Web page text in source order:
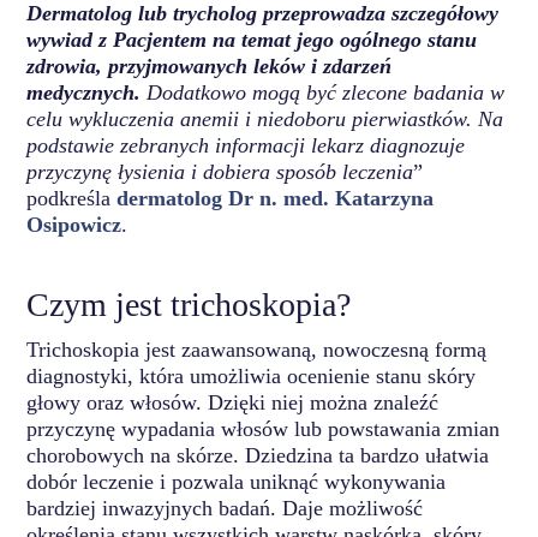
Dermatolog lub trycholog przeprowadza szczegółowy
wywiad z Pacjentem na temat jego ogólnego stanu
zdrowia, przyjmowanych leków i zdarzeń
medycznych. Dodatkowo mogą być zlecone badania w
celu wykluczenia anemii i niedoboru pierwiastków. Na
podstawie zebranych informacji lekarz diagnozuje
przyczynę łysienia i dobiera sposób leczenia”
podkreśladermatolog Dr n. med. Katarzyna
Osipowicz.
Czym jest trichoskopia?
Trichoskopia jest zaawansowaną, nowoczesną formą
diagnostyki, która umożliwia ocenienie stanu skóry
głowy oraz włosów. Dzięki niej można znaleźć
przyczynę wypadania włosów lub powstawania zmian
chorobowych na skórze. Dziedzina ta bardzo ułatwia
dobór leczenie i pozwala uniknąć wykonywania
bardziej inwazyjnych badań. Daje możliwość